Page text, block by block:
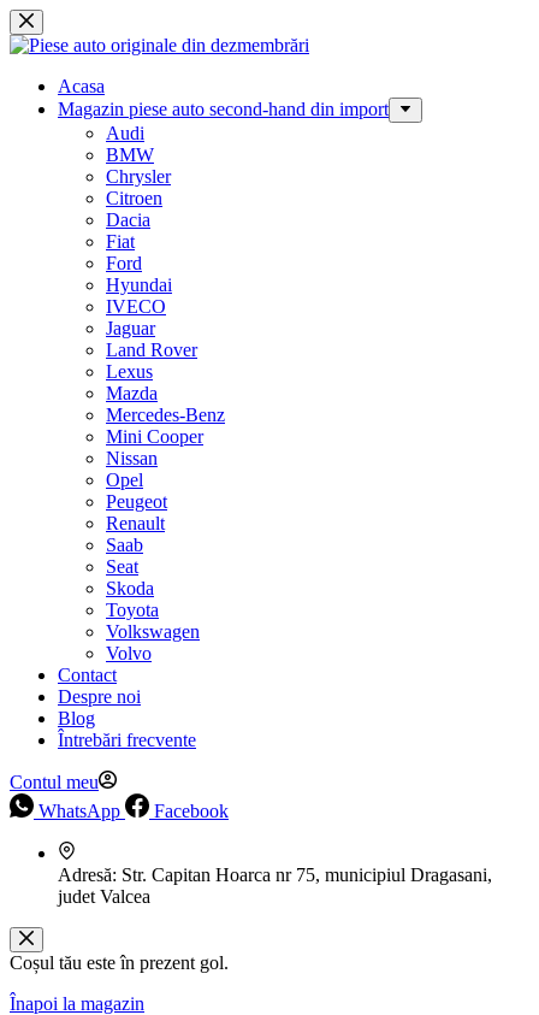
Sari
la
Acasa
Magazin piese auto second-hand din import
Audi
BMW
Chrysler
Citroen
Dacia
Fiat
Ford
Hyundai
IVECO
Jaguar
Land Rover
Lexus
Mazda
Mercedes-Benz
Mini Cooper
Nissan
Opel
Peugeot
Renault
Saab
Seat
Skoda
Toyota
Volkswagen
Volvo
Contact
Despre noi
Blog
Întrebări frecvente
Contul meu
WhatsApp
Facebook
Adresă: Str. Capitan Hoarca nr 75, municipiul Dragasani,
judet Valcea
Coșul tău este în prezent gol.
Înapoi la magazin